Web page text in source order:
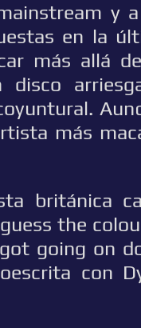
y
en la
más allá
más
británica
the
going on
con